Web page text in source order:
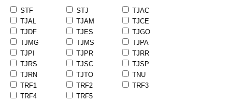
STF STJ
TJAC
TJAL
TJAM
TJCE
TJDF
TJES
TJGO
TJMG
TJMS
TJPA
TJPI
TJPR
TJRR
TJRS
TJSC
TJSP
TJRN
TJTO
TNU
TRF1
TRF2
TRF3
TRF4
TRF5